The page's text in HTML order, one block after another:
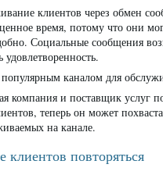
клиентов через обмен
время, потому что они
Социальные сообщения
популярным каналом для
компания и поставщик услуг
теперь он может
на канале.
клиентов повторяться